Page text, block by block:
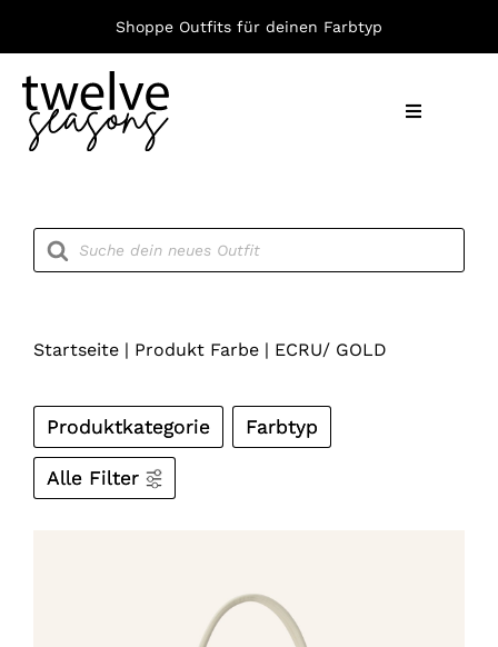
springen
Shoppe Outfits für deinen Farbtyp
Toggle
Products
search
Startseite| Produkt Farbe| ECRU/ GOLD
Produktkategorie Farbtyp
Alle Filter